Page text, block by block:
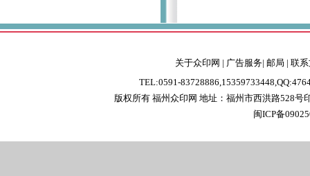
关于众印网 | 广告服务| 邮局 | 联
TEL:0591-
版权所有 福州众印网 地址：福州市西洪路528号
闽ICP备